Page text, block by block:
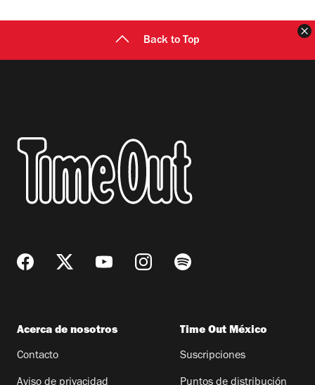
Back to Top
Acerca de nosotros
Contacto
Aviso de privacidad
Time Out México
Suscripciones
Puntos de distribución